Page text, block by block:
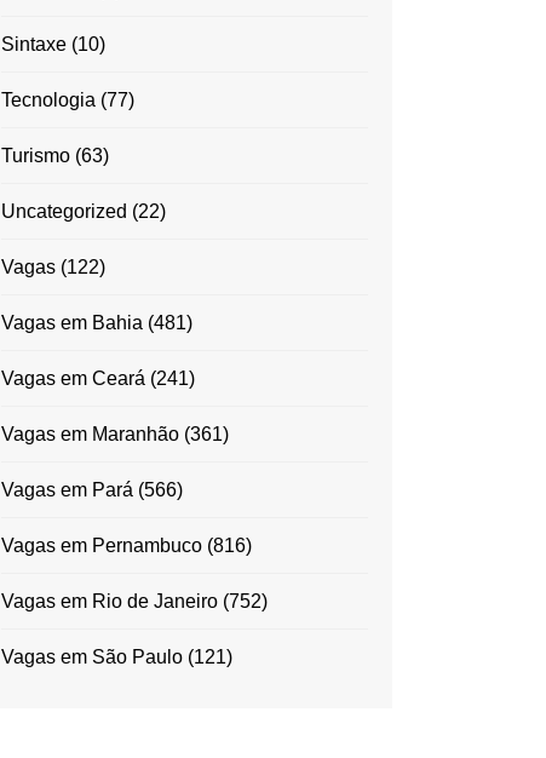
Sintaxe(10)
Tecnologia (77)
Turismo(63)
Uncategorized (22)
Vagas(122)
Vagas em Bahia (481)
Vagas em Ceará (241)
Vagas em Maranhão(361)
Vagas em Pará (566)
Vagas em Pernambuco(816)
Vagas em Rio de Janeiro(752)
Vagas em São Paulo(121)